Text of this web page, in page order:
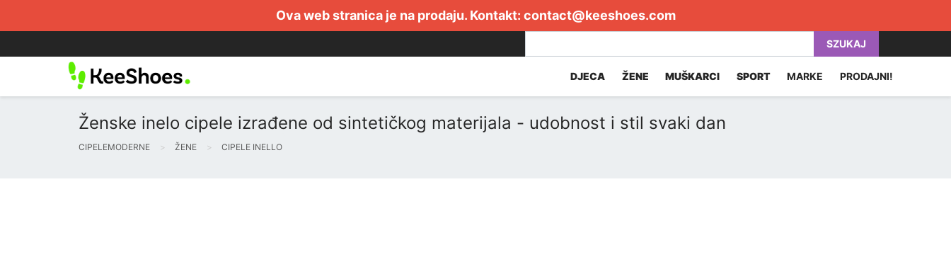
Ova web stranica je na prodaju. Kontakt: contact@keeshoes.com
SZUKAJ
DJECA ŽENE MUŠKARCI SPORT MARKE PRODAJNI!
Ženske inelo cipele izrađene od sintetičkog materijala - udobnost i stil svaki dan
CIPELEMODERNE ŽENE CIPELE INELLO